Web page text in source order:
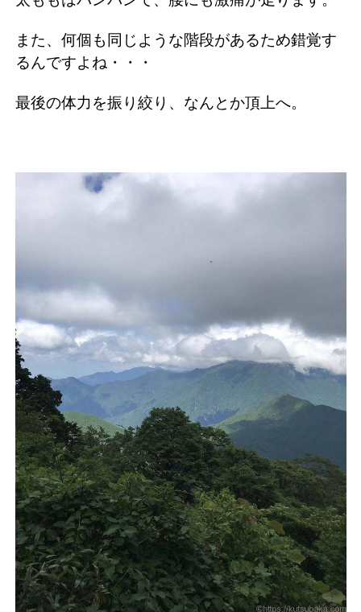
また、何個も同じような階段があるため錯覚す
るんですよね・・・
最後の体力を振り絞り、なんとか頂上へ。